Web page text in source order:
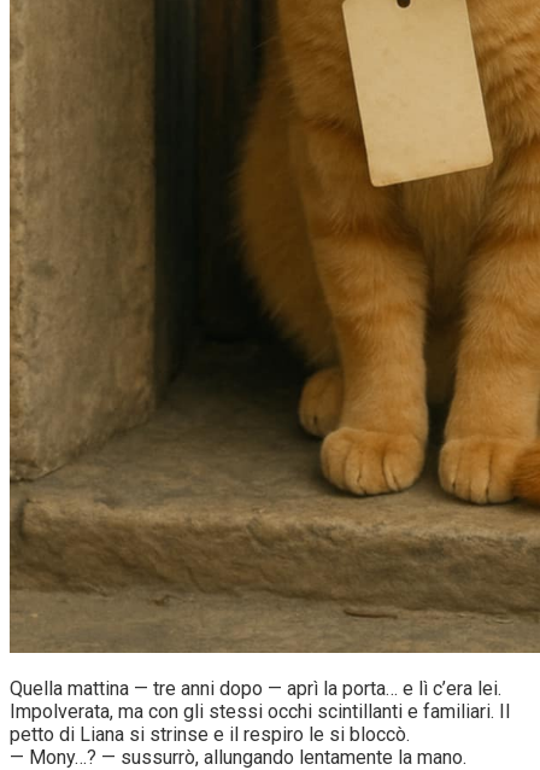
Quella mattina — tre anni dopo — aprì la porta… e lì c’era lei.
Impolverata, ma con gli stessi occhi scintillanti e familiari. Il
petto di Liana si strinse e il respiro le si bloccò.
— Mony…? — sussurrò, allungando lentamente la mano.